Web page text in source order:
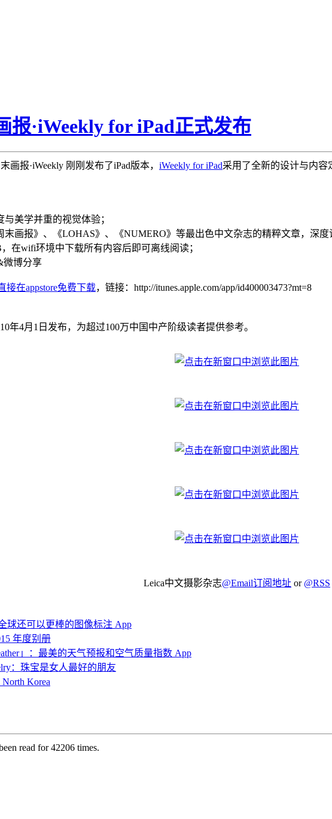
报·iWeekly for iPad正式发布
报·iWeekly 刚刚发布了iPad版本， iWeekly for iPad采用了全新的设计与内容
美学并重的视觉体验；
画报》、《LOHAS》、《NUMERO》等最出色中文杂志的精粹文章，深度
在wifi环境中下载所有内容后即可离线阅读；
微博分享
接在appstore免费下载，链接：http://itunes.apple.com/app/id400003473?mt=8
年4月1日发布，为超过100万中国中产阶级读者提供参考。
Leica中文摄影杂志@Email订阅地址 or @RSS
球还可以更棒的图像标注 App
年度别册
」：最美的天气预报和空气质量指数 App
：珠宝是女人最好的朋友
Korea
read for 42206 times.